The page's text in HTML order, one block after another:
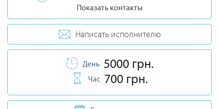
Показать контакты
Написать исполнителю
День 5000 грн.
Час 700 грн.